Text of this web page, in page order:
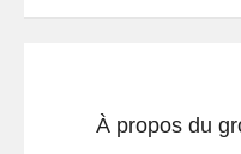
À propos du